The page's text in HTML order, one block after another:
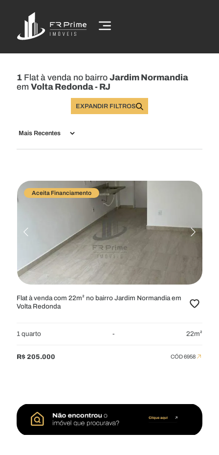
1 Flat à venda no bairroJardim Normandia
emVolta Redonda - RJ
EXPANDIR FILTROS
Comprar
RESIDENCIAL
APARTAMENTOS APARTAMENTOS GARDEN
CASAS CHÁCARAS
FAZENDAS FLATS
GALPÕES PONTOS
VALOR
Aceita Financiamento
Flat à venda com 22m² no bairro Jardim Normandia em
Volta Redonda
1 quarto - 22m²
R$ 205.000 CÓD 6958